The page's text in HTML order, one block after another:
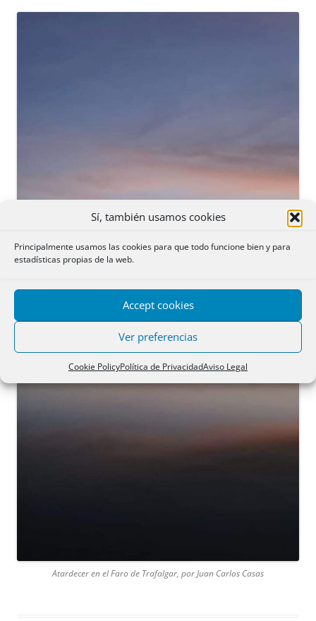
Sí, también usamos cookies
Principalmente usamos las cookies para que todo funcione bien y para
estadísticas propias de la web.
Accept cookies
Ver preferencias
Cookie PolicyPolítica de PrivacidadAviso Legal
Atardecer en el Faro de Trafalgar, por Juan Carlos Casas